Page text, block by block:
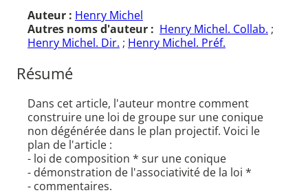
Auteur : Henry Michel
Autres noms d'auteur : Henry Michel. Collab. ;
Henry Michel. Dir. ; Henry Michel. Préf.
Résumé
Dans cet article, l'auteur montre comment
construire une loi de groupe sur une conique
non dégénérée dans le plan projectif. Voici le
plan de l'article :
- loi de composition * sur une conique
- démonstration de l'associativité de la loi *
- commentaires.